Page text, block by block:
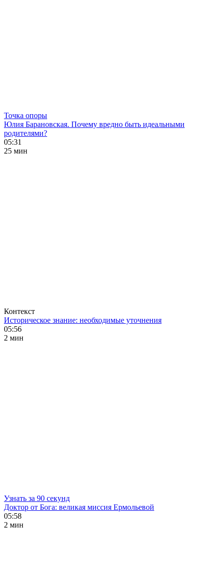
Точка опоры
Юлия Барановская. Почему вредно быть идеальными
родителями?
05:31
25 мин
Контекст
Историческое знание: необходимые уточнения
05:56
2 мин
Узнать за 90 секунд
Доктор от Бога: великая миссия Ермольевой
05:58
2 мин